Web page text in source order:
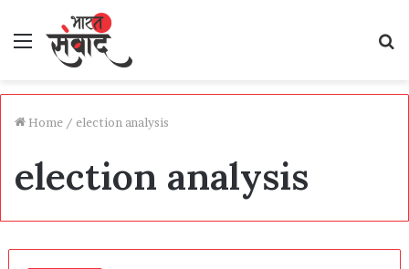
Menu
Home / election analysis
election analysis